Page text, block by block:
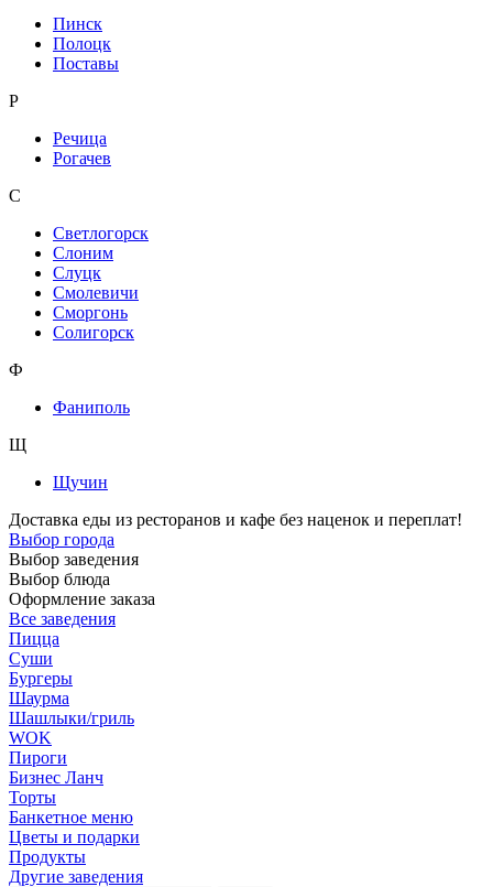
Пинск
Полоцк
Поставы
Р
Речица
Рогачев
С
Светлогорск
Слоним
Слуцк
Смолевичи
Сморгонь
Солигорск
Ф
Фаниполь
Щ
Щучин
Доставка еды из ресторанов и кафе без наценок и переплат!
Выбор города
Выбор заведения
Выбор блюда
Оформление заказа
Все заведения
Пицца
Суши
Бургеры
Шаурма
Шашлыки/гриль
WOK
Пироги
Бизнес Ланч
Торты
Банкетное меню
Цветы и подарки
Продукты
Другие заведения